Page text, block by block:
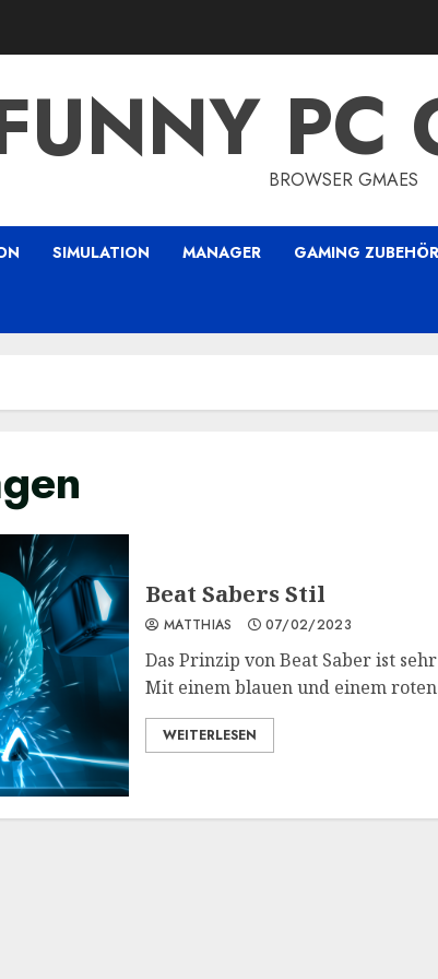
PC
BROWSER GMAES
SIMULATION MANAGER GAMING ZUBEHÖR
Beat Sabers Stil
MATTHIAS 07/02/2023
Das Prinzip von Beat Saber ist
Mit einem blauen und einem
WEITERLESEN